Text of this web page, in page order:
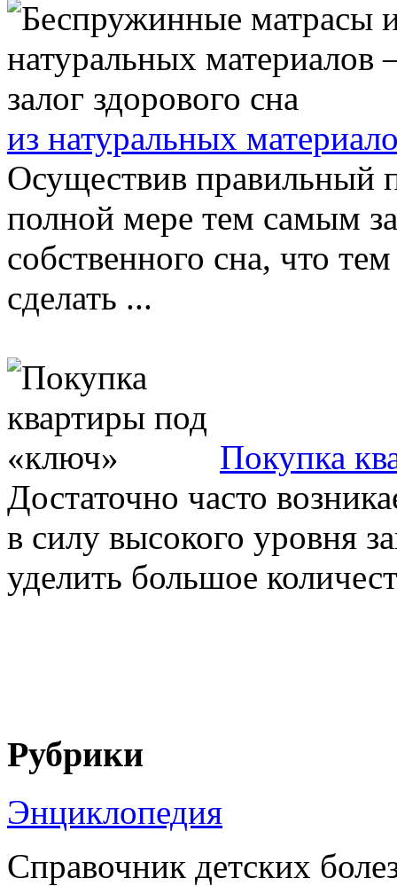
из натуральных
Осуществив правильный
полной мере тем самым
собственного сна, что
сделать ...
Покупка
Достаточно часто
в силу высокого уровня
уделить большое
Рубрики
Энциклопедия
Справочник детских